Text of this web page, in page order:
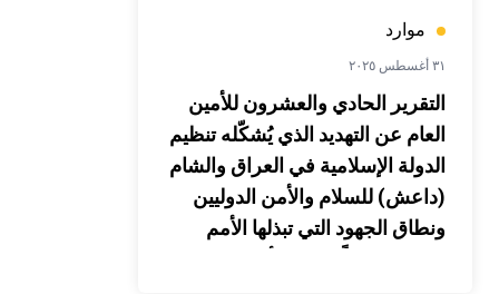
موارد
٣١ أغسطس ٢٠٢٥
التقرير الحادي والعشرون للأمين
العام عن التهديد الذي يُشكّله تنظيم
الدولة الإسلامية في العراق والشام
(داعش) للسلام والأمن الدوليين
ونطاق الجهود التي تبذلها الأمم